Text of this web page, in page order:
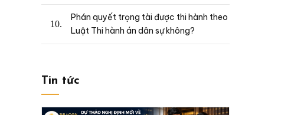
Phán quyết trọng tài được thi hành theo
Luật Thi hành án dân sự không?
Tin tức